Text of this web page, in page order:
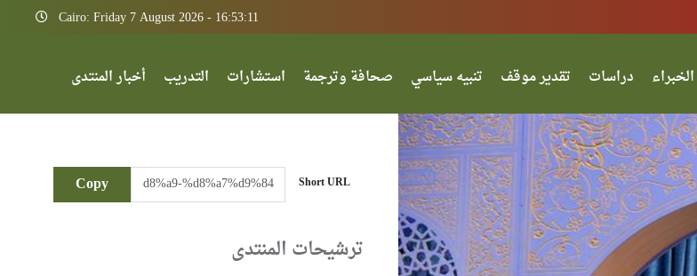
Cairo: Friday 7 August 2026 - 16:53:11
الخبراء دراسات تقدير موقف تنبيه سياسي صحافة وترجمة استشارات التدريب أخبار المنتدى
Short URL
Copy
ترشيحات المنتدى